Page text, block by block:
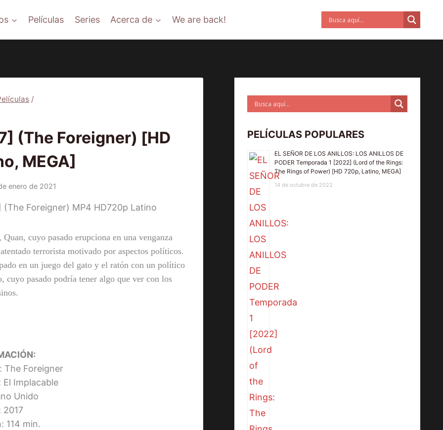
Películas Series Acerca de We are back!
/
(The Foreigner) [HD
MEGA]
enero de 2021
cuyo pasado erupciona en una venganza
terrorista motivado por aspectos políticos.
en un juego del gato y el ratón con un político
pasado podría tener algo que ver con los
The Foreigner
Implacable
Unido
2017
114 min.
PELÍCULAS POPULARES
EL SEÑOR DE LOS ANILLOS: LOS ANILLOS DE
PODER Temporada 1 [2022] (Lord of the Rings:
The Rings of Power) [HD 720p, Latino, MEGA]
14 de octubre de 2022